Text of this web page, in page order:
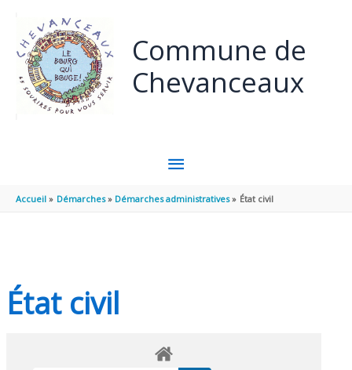
Commune de
Chevanceaux
MENU
PRINCIPAL
Accueil Démarches Démarches administratives État civil
État civil